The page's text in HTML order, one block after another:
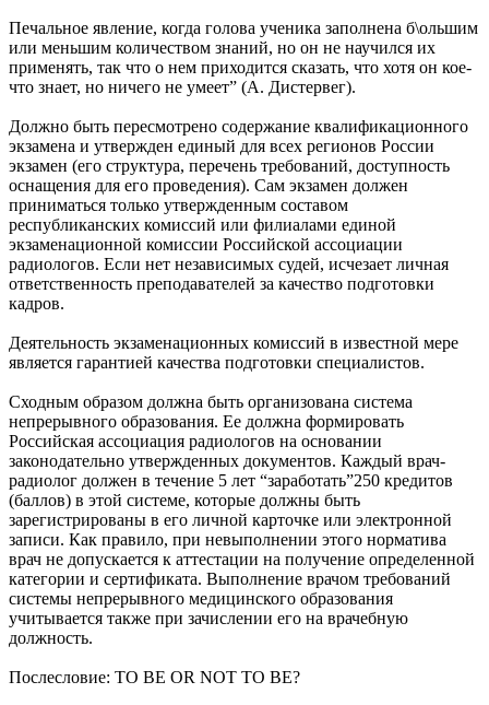
Печальное явление, когда голова ученика заполнена б\ольшим
или меньшим количеством знаний, но он не научился их
применять, так что о нем приходится сказать, что хотя он кое-
что знает, но ничего не умеет” (А. Дистервег).
Должно быть пересмотрено содержание квалификационного
экзамена и утвержден единый для всех регионов России
экзамен (его структура, перечень требований, доступность
оснащения для его проведения). Сам экзамен должен
приниматься только утвержденным составом
республиканских комиссий или филиалами единой
экзаменационной комиссии Российской ассоциации
радиологов. Если нет независимых судей, исчезает личная
ответственность преподавателей за качество подготовки
кадров.
Деятельность экзаменационных комиссий в известной мере
является гарантией качества подготовки специалистов.
Сходным образом должна быть организована система
непрерывного образования. Ее должна формировать
Российская ассоциация радиологов на основании
законодательно утвержденных документов. Каждый врач-
радиолог должен в течение 5 лет “заработать”250 кредитов
(баллов) в этой системе, которые должны быть
зарегистрированы в его личной карточке или электронной
записи. Как правило, при невыполнении этого норматива
врач не допускается к аттестации на получение определенной
категории и сертификата. Выполнение врачом требований
системы непрерывного медицинского образования
учитывается также при зачислении его на врачебную
должность.
Послесловие: TO BE OR NOT TO BE?